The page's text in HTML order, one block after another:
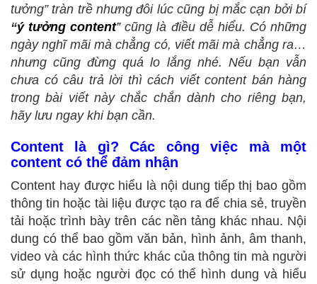
tưởng” tràn trề nhưng đôi lúc cũng bị mắc cạn bởi bí
“ý tưởng content”cũng là điều dễ hiểu. Có những
ngày nghĩ mãi mà chẳng có, viết mãi mà chẳng ra…
nhưng cũng đừng quá lo lắng nhé. Nếu bạn vẫn
chưa có câu trả lời thì cách viết content bán hàng
trong bài viết này chắc chắn dành cho riêng bạn,
hãy lưu ngay khi bạn cần.
Content là gì? Các công việc mà một
content có thể đảm nhận
Content hay được hiểu là nội dung tiếp thị bao gồm
thông tin hoặc tài liệu được tạo ra để chia sẻ, truyền
tải hoặc trình bày trên các nền tảng khác nhau. Nội
dung có thể bao gồm văn bản, hình ảnh, âm thanh,
video và các hình thức khác của thông tin mà người
sử dụng hoặc người đọc có thể hình dung và hiểu